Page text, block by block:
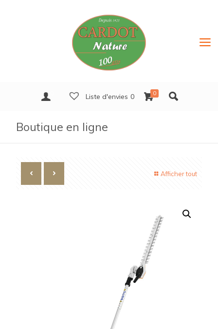
Liste d'envies 0 0
Boutique en ligne
Afficher tout